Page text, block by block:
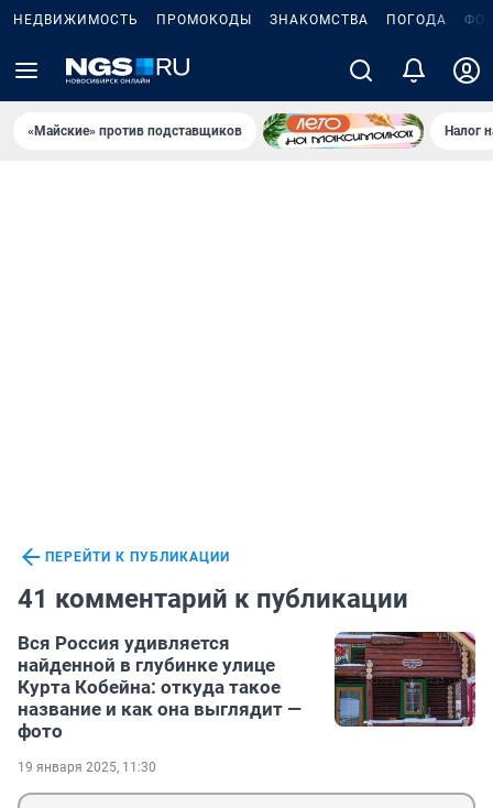
НЕДВИЖИМОСТЬ ПРОМОКОДЫ ЗНАКОМСТВА ПОГОДА
«Майские» против подставщиков Налог
ПЕРЕЙТИ К ПУБЛИКАЦИИ
41 комментарий к публикации
Вся Россия удивляется
найденной в глубинке улице
Курта Кобейна: откуда такое
название и как она выглядит —
фото
19 января 2025, 11:30